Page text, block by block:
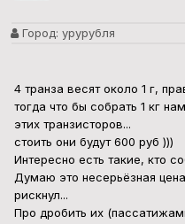
Город: урурубля
4 транза весят около 1 г,
тогда что бы собрать 1 кг
этих транзисторов...
стоить они будут 600 руб )))
Интересно есть такие, кто
Думаю это несерьёзная
рискнул...
Про дробить их